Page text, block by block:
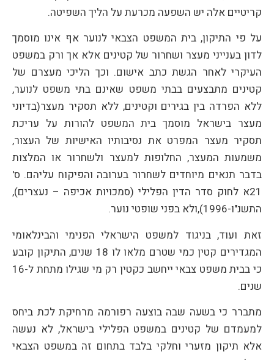
קריטיים אלה יש השפעה מכרעת על הליך השפיטה.
על פי התיקון, בית המשפט הצבאי לנוער אף אינו מוסמך
לדון בענייני מעצר ושחרור של קטינים אלא אך ורק במשפט
העיקרי לאחר הגשת כתב אישום. וכך הליכי מעצרם של
קטינים מתבצעים בבתי משפט שאינם בתי משפט לנוער,
ללא הפרדה בין בגירים וקטינים, ללא תסקיר מעצר(בדיוני
מעצר בישראל מוסמך בית המשפט להורות על עריכת
תסקיר מעצר המפרט את נסיבותיו האישיות של העצור,
משמעות המעצר, החלופות למעצר ולשחרור או המלצות
בדבר תנאים מיוחדים לשחרור בערובה והפיקוח עליהם. ס'
21א לחוק סדר הדין הפלילי (סמכויות אכיפה – נעצרים),
התשנ"ו-1996),ולא בפני שופטי נוער.
זאת ועוד, בניגוד למשפט הישראלי הפנימי והבינלאומי
המגדירים קטין כמי שטרם מלאו לו 18 שנים, התיקון קובע
כי בבית משפט צבאי ייחשב כקטין רק מי שגילו מתחת ל-16
שנים.
מתברר כי בשעה שבה בוצעה רפורמה מרחיקת לכת ביחס
למעמדם של קטינים במשפט הפלילי בישראל, לא נעשה
אלא תיקון מזערי וחלקי בלבד בתחום זה במשפט הצבאי